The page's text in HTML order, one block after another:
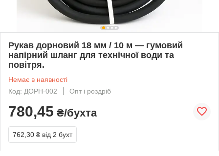
Рукав дорновий 18 мм / 10 м — гумовий
напірний шланг для технічної води та
повітря.
Немає в наявності
Код: ДОРН-002
Опт і роздріб
780,45 ₴/бухта
762,30 ₴ від 2 бухт